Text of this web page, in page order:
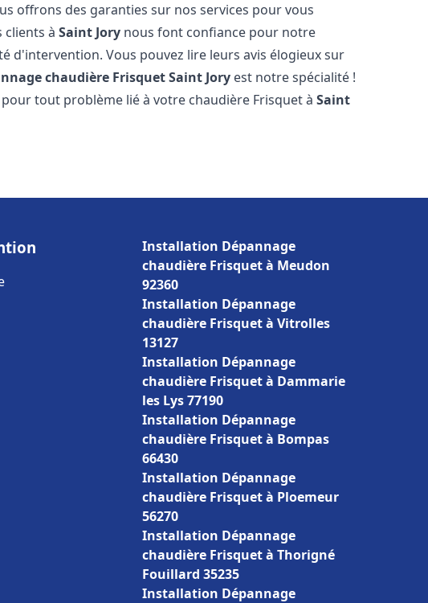
offrons des garanties sur nos services pour vous
clients àSaint Jory nous font confiance pour notre
d'intervention. Vous pouvez lire leurs avis élogieux sur
chaudière FrisquetSaint Jory est notre spécialité !
tout problème lié à votre chaudière Frisquet àSaint
Installation Dépannage
chaudière Frisquet à Meudon
92360
Installation Dépannage
chaudière Frisquet à Vitrolles
13127
Installation Dépannage
chaudière Frisquet à Dammarie
les Lys 77190
Installation Dépannage
chaudière Frisquet à Bompas
66430
Installation Dépannage
chaudière Frisquet à Ploemeur
56270
Installation Dépannage
chaudière Frisquet à Thorigné
Fouillard 35235
Installation Dépannage